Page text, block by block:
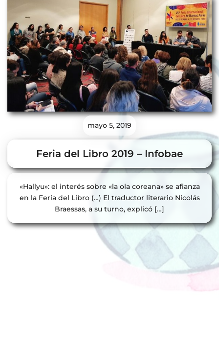
mayo 5, 2019
Feria del Libro 2019 – Infobae
«Hallyu»: el interés sobre «la ola coreana» se afianza
en la Feria del Libro (…) El traductor literario Nicolás
Braessas, a su turno, explicó […]